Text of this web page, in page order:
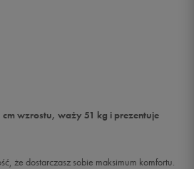
wzrostu, waży 51 kg i prezentuje
że dostarczasz sobie maksimum komfortu.